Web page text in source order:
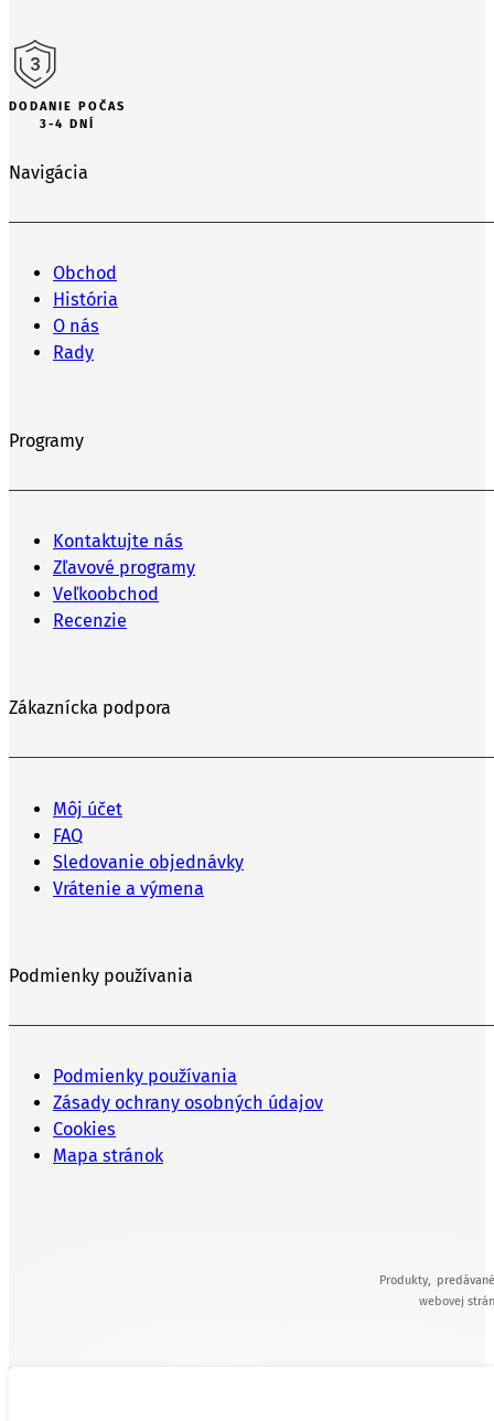
DODANIE POČAS
3-4 DNÍ
Navigácia
Obchod
História
O nás
Rady
Programy
Kontaktujte nás
Zľavové programy
Veľkoobchod
Recenzie
Zákaznícka podpora
Môj účet
FAQ
Sledovanie objednávky
Vrátenie a výmena
Podmienky používania
Podmienky používania
Zásady ochrany osobných údajov
Cookies
Mapa stránok
Produkty,
webovej